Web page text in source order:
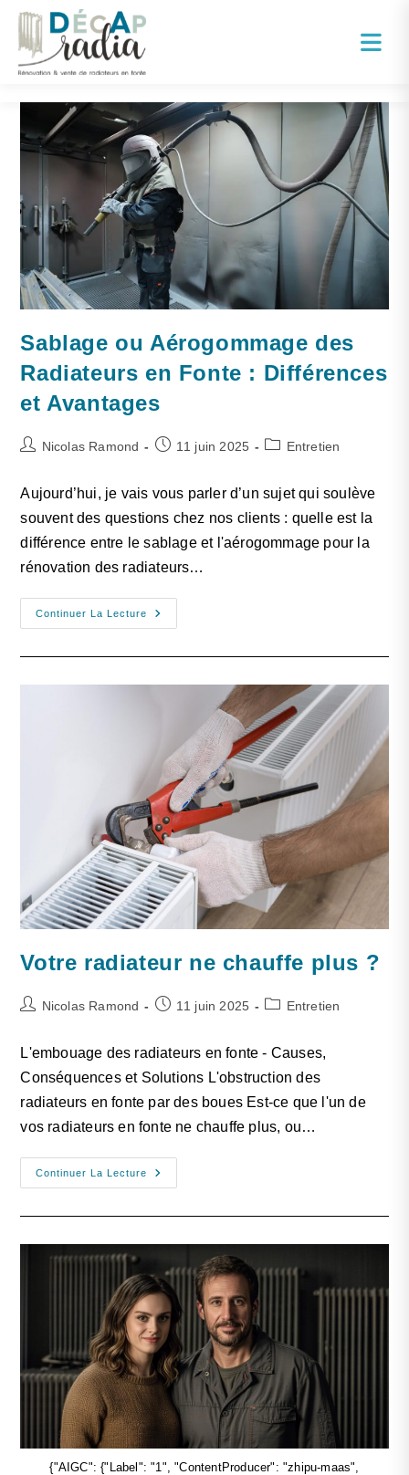
Sablage ou Aérogommage des
Radiateurs en Fonte : Différences
et Avantages
Nicolas Ramond 11 juin 2025 Entretien
Aujourd’hui, je vais vous parler d’un sujet qui soulève
souvent des questions chez nos clients : quelle est la
différence entre le sablage et l'aérogommage pour la
rénovation des radiateurs…
Continuer La Lecture
Votre radiateur ne chauffe plus ?
Nicolas Ramond 11 juin 2025 Entretien
L'embouage des radiateurs en fonte - Causes,
Conséquences et Solutions L'obstruction des
radiateurs en fonte par des boues Est-ce que l'un de
vos radiateurs en fonte ne chauffe plus, ou…
Continuer La Lecture
{"AIGC": {"Label": "1", "ContentProducer": "zhipu-maas",